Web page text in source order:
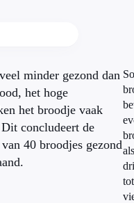
minder gezond dan
het hoge
het broodje vaak
concludeert de
40 broodjes gezondals
tot